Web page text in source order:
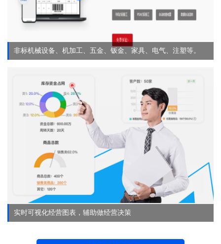
非标机械设备、机加工、五金、钣金、家具、电气、注塑等。
实时可视化经营图表，辅助做经营决策